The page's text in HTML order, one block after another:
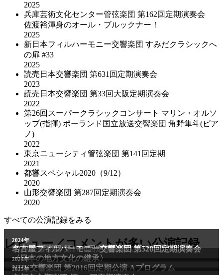
2025
兵庫芸術文化センター管弦楽団 第162回定期演奏会
佐渡裕渾身のオール・ブルックナー！
2025
新日本フィルハーモニー交響楽団 すみだクラシックへ
の扉 #33
2025
読売日本交響楽団 第631回定期演奏会
2023
読売日本交響楽団 第33回大阪定期演奏会
2022
第26回スーパークラシックコンサート マリン・オルソ
ップ(指揮) ポーランド国立放送交響楽団 角野隼斗(ピア
ノ)
2022
東京ニューシティ管弦楽団 第141回定期
2021
都響スペシャル2020（9/12）
2020
山形交響楽団 第287回定期演奏会
2020
すべての公演記録をみる
レビュー／コメントが多い公演記録
2011年
NHK交響楽団 第1706回定期公演Aプログラム
2024年
名古屋フィルハーモニー交響楽団 第520回定期演奏会
〈日本の地方文化の継承〉
2024年
NHK交響楽団 第2016回定期公演 Aプログラム
2025年